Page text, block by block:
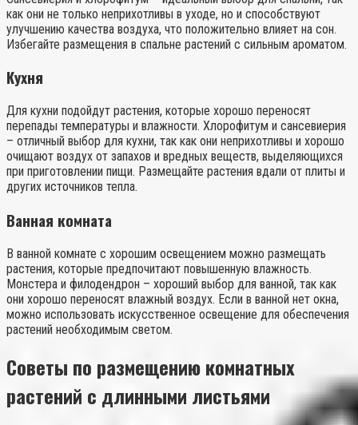
как они не только неприхотливы в уходе, но и способствуют
улучшению качества воздуха, что положительно влияет на сон.
Избегайте размещения в спальне растений с сильным ароматом.
Кухня
Для кухни подойдут растения, которые хорошо переносят
перепады температуры и влажности. Хлорофитум и сансевиерия
– отличный выбор для кухни, так как они неприхотливы и хорошо
очищают воздух от запахов и вредных веществ, выделяющихся
при приготовлении пищи. Размещайте растения вдали от плиты и
других источников тепла.
Ванная комната
В ванной комнате с хорошим освещением можно размещать
растения, которые предпочитают повышенную влажность.
Монстера и филодендрон – хороший выбор для ванной, так как
они хорошо переносят влажный воздух. Если в ванной нет окна,
можно использовать искусственное освещение для обеспечения
растений необходимым светом.
Советы по размещению комнатных
растений с длинными листьями